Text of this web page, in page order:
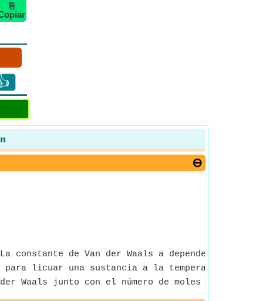
⎘
constante de Van der Waals a depende de la
licuar una sustancia a la temperatura
Waals junto con el número de moles es el